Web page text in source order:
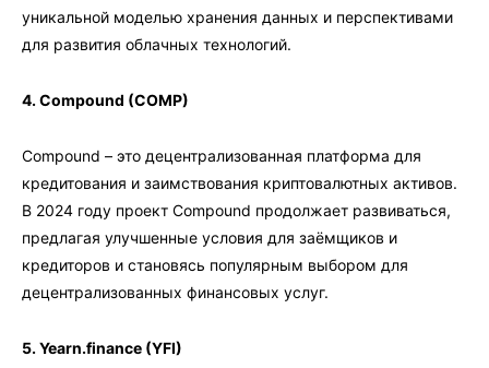
уникальной моделью хранения данных и перспективами
для развития облачных технологий.
4. Compound (COMP)
Compound – это децентрализованная платформа для
кредитования и заимствования криптовалютных активов.
В 2024 году проект Compound продолжает развиваться,
предлагая улучшенные условия для заёмщиков и
кредиторов и становясь популярным выбором для
децентрализованных финансовых услуг.
5. Yearn.finance (YFI)